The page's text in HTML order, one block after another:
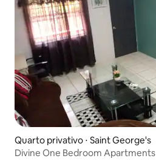
Quarto privativo ⋅ Saint George's
Divine One Bedroom Apartments